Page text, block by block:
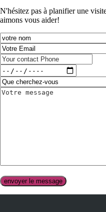
N'hésitez pas à planifier une
aimons vous aider!